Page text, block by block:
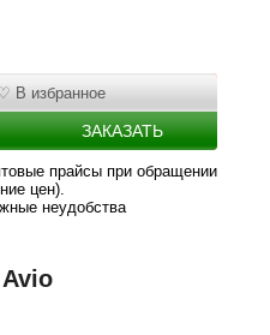
ЗАКАЗАТЬ
В избранное
прайсы при обращении
цен).
неудобства